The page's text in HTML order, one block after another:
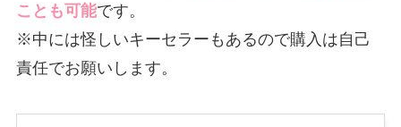
ことも可能です。
※中には怪しいキーセラーもあるので購入は自己
責任でお願いします。